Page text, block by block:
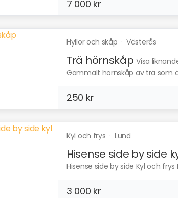
7 000 kr
Hyllor och skåp · Västerås
Trä hörnskåp Visa
Gammalt hörnskåp av trä som
250 kr
Kyl och frys · Lund
Hisense side by side
Hisense side by side Kyl och frys
3 000 kr